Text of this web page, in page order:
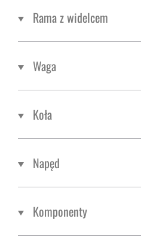
Rama z widelcem
Waga
Koła
Napęd
Komponenty